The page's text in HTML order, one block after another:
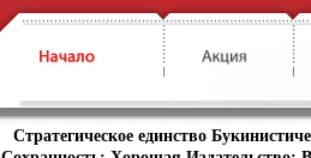
Стратегическое единство